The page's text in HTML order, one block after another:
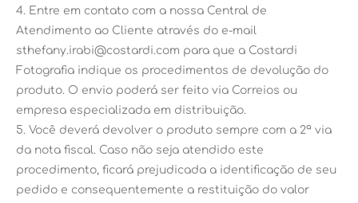
4. Entre em contato com a nossa Central de
Atendimento ao Cliente através do e-mail
sthefany.irabi@costardi.com para que a Costardi
Fotografia indique os procedimentos de devolução do
produto. O envio poderá ser feito via Correios ou
empresa especializada em distribuição.
5. Você deverá devolver o produto sempre com a 2ª via
da nota fiscal. Caso não seja atendido este
procedimento, ficará prejudicada a identificação de seu
pedido e consequentemente a restituição do valor